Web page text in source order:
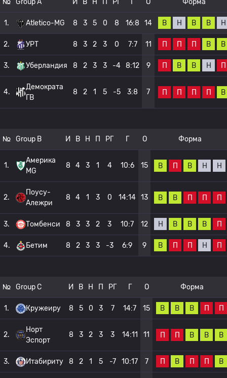
№ Group A И В Н П РГ Г О Форма
1. Atletico-MG 8 3 5 0 8 16:8 14 В Н В В Н
2. УРТ 8 3 2 3 0 7:7 11 П П П В В
3. Уберландия 8 2 3 3 -4 8:12 9 П В В Н П
4.
Демократа
ГВ
8 2 1 5 -5 3:8 7 П П П П В
№ Group B И В Н П РГ Г О Форма
1.
Америка
MG
8 4 3 1 4 10:6 15 В П В Н Н
2.
Поусу-
Алежри
8 4 1 3 0 14:14 13 В В П П П
3. Томбенси 8 3 3 2 3 10:7 12 Н В В В П
4. Бетим 8 2 3 3 -3 6:9 9 В П П Н П
№ Group C И В Н П РГ Г О Форма
1. Кружеиру 8 5 0 3 7 14:7 15 В В В П П
2.
Норт
Эспорт
8 3 2 3 3 14:11 11 П П В В В
3. Итабириту 8 2 1 5 -7 10:17 7 П В П П В